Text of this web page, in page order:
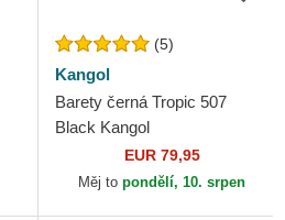
(5)
Kangol
Barety černá Tropic 507
Black Kangol
EUR 79,95
Měj to pondělí, 10. srpen